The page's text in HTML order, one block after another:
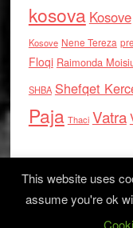
kosova Kosove
Kosove Nene Tereza
Floqi Raimonda
SHBA Shefqet
Paja Thaci Vatra
This website uses
assume you're ok